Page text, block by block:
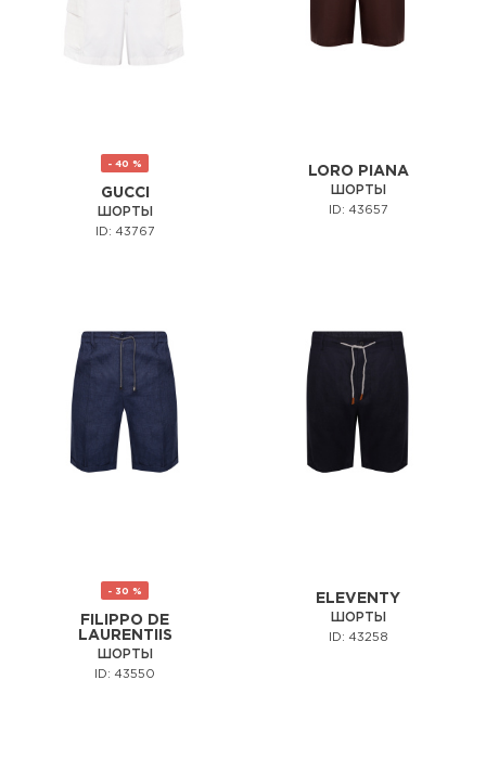
- 40 %
GUCCI
ШОРТЫ
ID: 43767
LORO PIANA
ШОРТЫ
ID: 43657
- 30 %
FILIPPO DE
LAURENTIIS
ШОРТЫ
ID: 43550
ELEVENTY
ШОРТЫ
ID: 43258